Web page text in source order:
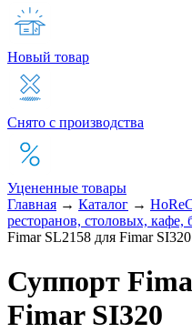
Новый товар
Снято с производства
Уцененные товары
Главная → Каталог →
ресторанов, столовых, кафе,
Fimar SL2158 для Fimar SI320
Суппорт
Fimar SI320